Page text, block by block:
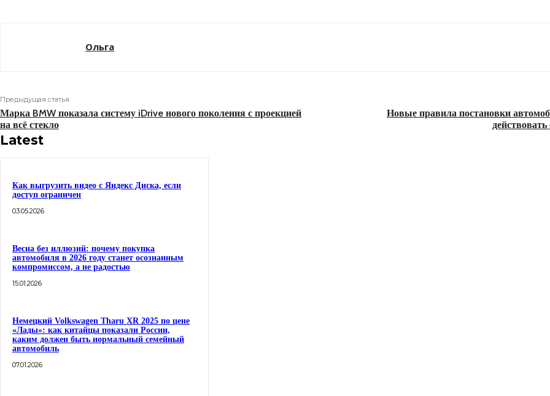
Ольга
Предыдущая статья
Марка BMW показала систему iDrive нового поколения с проекцией
на всё стекло
Новые правила постановки
Latest
Как выгрузить видео с Яндекс Диска, если
доступ ограничен
03.05.2026
Весна без иллюзий: почему покупка
автомобиля в 2026 году станет осознанным
компромиссом, а не радостью
15.01.2026
Немецкий Volkswagen Tharu XR 2025 по цене
«Лады»: как китайцы показали России,
каким должен быть нормальный семейный
автомобиль
07.01.2026